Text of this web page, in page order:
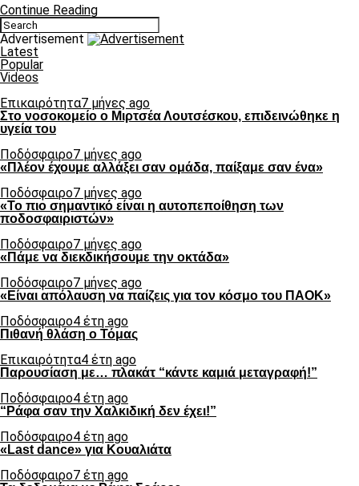
Continue Reading
Advertisement
Latest
Popular
Videos
Επικαιρότητα7 μήνες ago
Στο νοσοκομείο ο Μιρτσέα Λουτσέσκου, επιδεινώθηκε η
υγεία του
Ποδόσφαιρο7 μήνες ago
«Πλέον έχουμε αλλάξει σαν ομάδα, παίξαμε σαν ένα»
Ποδόσφαιρο7 μήνες ago
«Το πιο σημαντικό είναι η αυτοπεποίθηση των
ποδοσφαιριστών»
Ποδόσφαιρο7 μήνες ago
«Πάμε να διεκδικήσουμε την οκτάδα»
Ποδόσφαιρο7 μήνες ago
«Είναι απόλαυση να παίζεις για τον κόσμο του ΠΑΟΚ»
Ποδόσφαιρο4 έτη ago
Πιθανή θλάση ο Τόμας
Επικαιρότητα4 έτη ago
Παρουσίαση με… πλακάτ “κάντε καμιά μεταγραφή!”
Ποδόσφαιρο4 έτη ago
“Ράφα σαν την Χαλκιδική δεν έχει!”
Ποδόσφαιρο4 έτη ago
«Last dance» για Κουαλιάτα
Ποδόσφαιρο7 έτη ago